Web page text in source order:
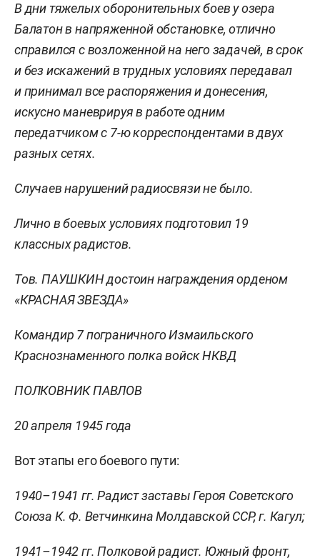
В дни тяжелых оборонительных боев у озера
Балатон в напряженной обстановке, отлично
справился с возложенной на него задачей, в срок
и без искажений в трудных условиях передавал
и принимал все распоряжения и донесения,
искусно маневрируя в работе одним
передатчиком с 7-ю корреспондентами в двух
разных сетях.
Случаев нарушений радиосвязи не было.
Лично в боевых условиях подготовил 19
классных радистов.
Тов. ПАУШКИН достоин награждения орденом
«КРАСНАЯ ЗВЕЗДА»
Командир 7 пограничного Измаильского
Краснознаменного полка войск НКВД
ПОЛКОВНИК ПАВЛОВ
20 апреля 1945 года
Вот этапы его боевого пути:
1940–1941 гг. Радист заставы Героя Советского
Союза К. Ф. Ветчинкина Молдавской ССР, г. Кагул;
1941–1942 гг. Полковой радист. Южный фронт,